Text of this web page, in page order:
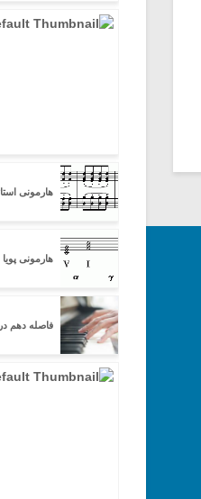
هارمونی
هارمونی پویا
فاصله دهم